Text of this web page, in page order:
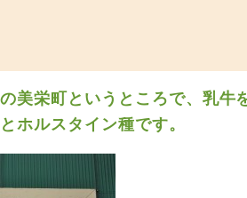
美栄町というところで、乳
ホルスタイン種です。